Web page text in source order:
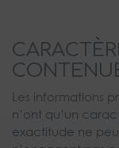
Les informations
n’ont qu’un
exactitude ne